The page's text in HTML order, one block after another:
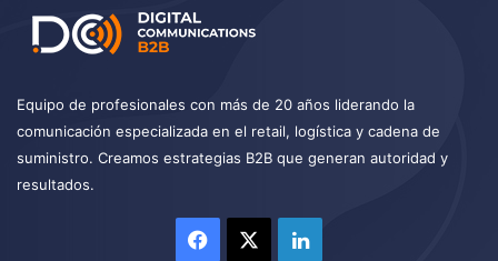
Equipo de profesionales con más de 20 años liderando la
comunicación especializada en el retail, logística y cadena de
suministro. Creamos estrategias B2B que generan autoridad y
resultados.
Facebook LinkedIn